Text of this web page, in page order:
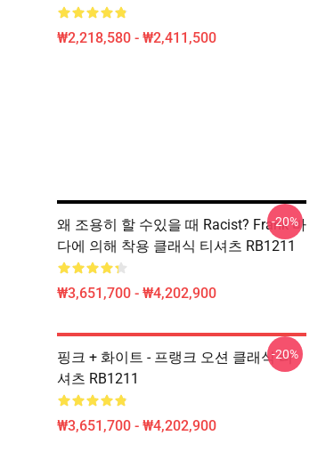
₩2,218,580 - ₩2,411,500
왜 조용히 할 수있을 때 Racist? Frank 바
다에 의해 착용 클래식 티셔츠 RB1211
₩3,651,700 - ₩4,202,900
-20%
핑크 + 화이트 - 프랭크 오션 클래식 티
셔츠 RB1211
₩3,651,700 - ₩4,202,900
-20%